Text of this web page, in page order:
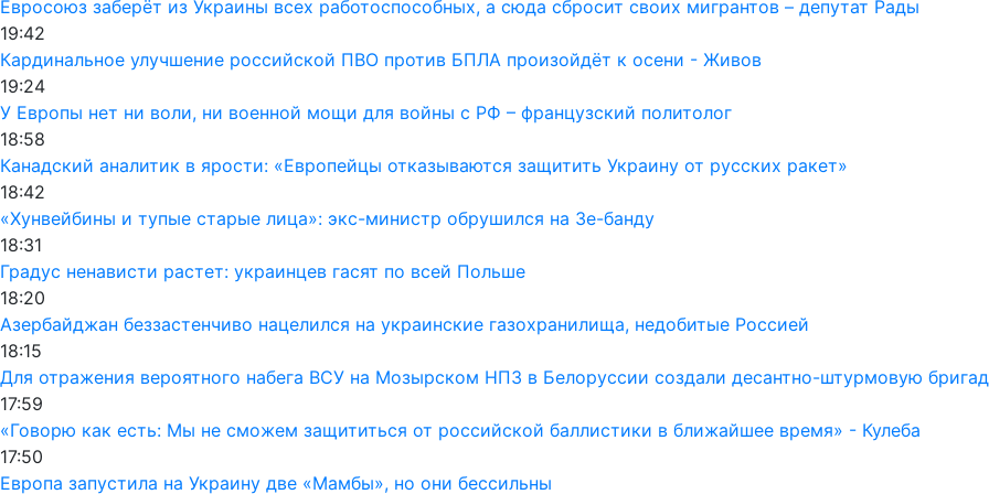
Евросоюз заберёт из Украины всех работоспособных, а сюда сбросит своих мигрантов – депутат Рады
19:42
Кардинальное улучшение российской ПВО против БПЛА произойдёт к осени - Живов
19:24
У Европы нет ни воли, ни военной мощи для войны с РФ – французский политолог
18:58
Канадский аналитик в ярости: «Европейцы отказываются защитить Украину от русских ракет»
18:42
«Хунвейбины и тупые старые лица»: экс-министр обрушился на Зе-банду
18:31
Градус ненависти растет: украинцев гасят по всей Польше
18:20
Азербайджан беззастенчиво нацелился на украинские газохранилища, недобитые Россией
18:15
Для отражения вероятного набега ВСУ на Мозырском НПЗ в Белоруссии создали десантно-штурмовую
17:59
«Говорю как есть: Мы не сможем защититься от российской баллистики в ближайшее время» - Кулеба
17:50
Европа запустила на Украину две «Мамбы», но они бессильны